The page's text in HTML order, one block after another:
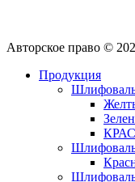
Авторское право ©
Продукция